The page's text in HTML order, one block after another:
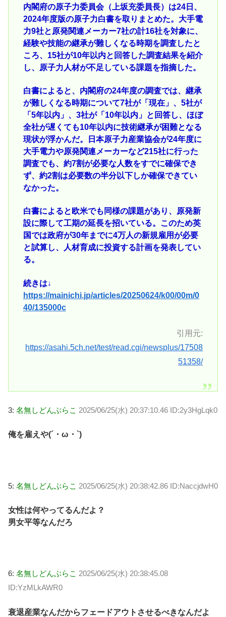
内閣府の原子力委員会（上坂充委員長）は24日、
2024年度版の原子力白書を取りまとめた。大手電
力9社と原発関連メーカー7社の計16社を対象に、
経験や技能の継承が難しくなる時期を調査したと
ころ、15社が10年以内と回答した調査結果を紹介
し、原子力人材が不足している課題を指摘した。
白書によると、内閣府の24年度の調査では、継承
が難しくなる時期について7社が「現在」、5社が
「5年以内」、3社が「10年以内」と回答し、ほぼ
全社が遅くても10年以内に技術継承が困難となる
現状が浮かんだ。日本原子力産業協会が24年度に
大手電力や原発関連メーカーなど215社に行った
調査でも、約7割が必要な人数をすでに確保でき
ず、約2割は必要数の半分以下しか確保できてい
なかった。
白書によると欧米でも同様の課題があり、原発新
設に際して工期の延長を招いている。このため英
国では政府が30年までに4万人の新規雇用が必要
と試算し、人材育成に投資する計画を発表してい
る。
続きは↓
https://mainichi.jp/articles/20250624/k00/00m/0
40/135000c
引用元:
https://asahi.5ch.net/test/read.cgi/newsplus/17508
51358/
3: 名無しどんぶらこ 2025/06/25(水) 20:37:10.46 ID:2y3HgLqk0
俺を雇えや(´・ω・`)
5: 名無しどんぶらこ 2025/06/25(水) 20:38:42.86 ID:NaccjdwH0
女性は何やってるんだよ？
男女平等なんだろ
6: 名無しどんぶらこ 2025/06/25(水) 20:38:45.08
ID:YzMLkAWR0
衰退産業なんだからフェードアウトさせるべきなんだよ